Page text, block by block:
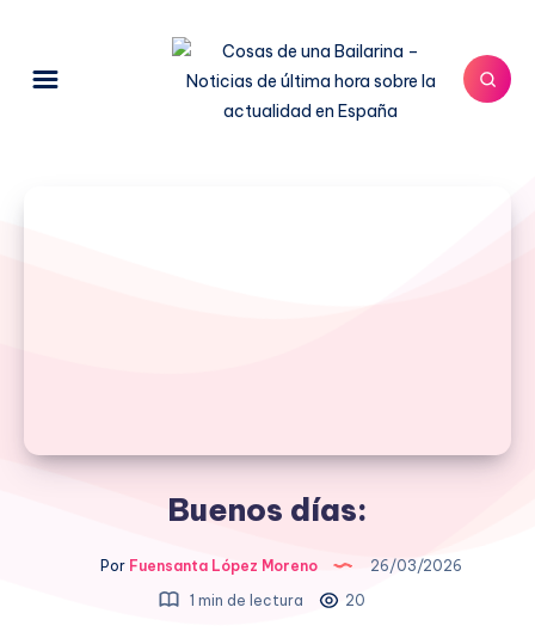
Buenos días:
Por Fuensanta López Moreno
26/03/2026
1 min de lectura
20